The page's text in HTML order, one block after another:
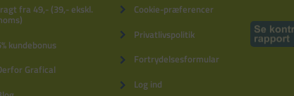
fra 49,- (39,- ekskl.
kundebonus
Grafical
Cookie-præferencer
Privatlivspolitik
Fortrydelsesformular
Log ind